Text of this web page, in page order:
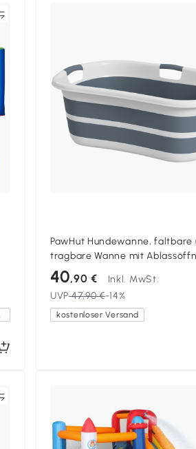
PawHut Hundewanne, faltbare
tragbare Wanne mit
kleine Hunde und Welpen, Grau
40,90 €
Inkl. MwSt.
UVP47,90 €-14%
kostenloser Versand